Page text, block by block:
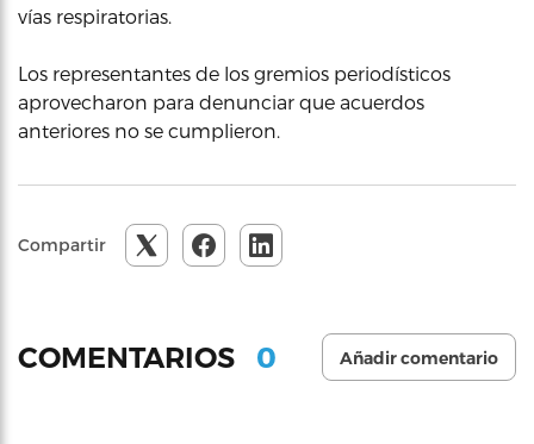
vías respiratorias.
Los representantes de los gremios periodísticos
aprovecharon para denunciar que acuerdos
anteriores no se cumplieron.
Compartir
COMENTARIOS 0 Añadir comentario